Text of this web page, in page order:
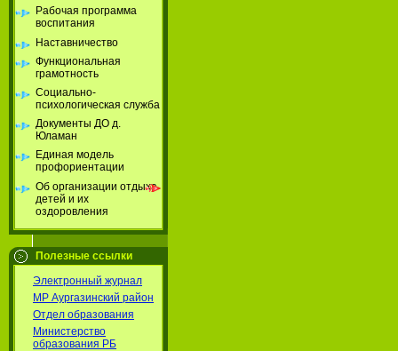
Рабочая программа
воспитания
Наставничество
Функциональная
грамотность
Социально-
психологическая служба
Документы ДО д.
Юламан
Единая модель
профориентации
Об организации отдыха
детей и их
оздоровления
Полезные ссылки
Электронный журнал
МР Аургазинский район
Отдел образования
Министерство
образования РБ